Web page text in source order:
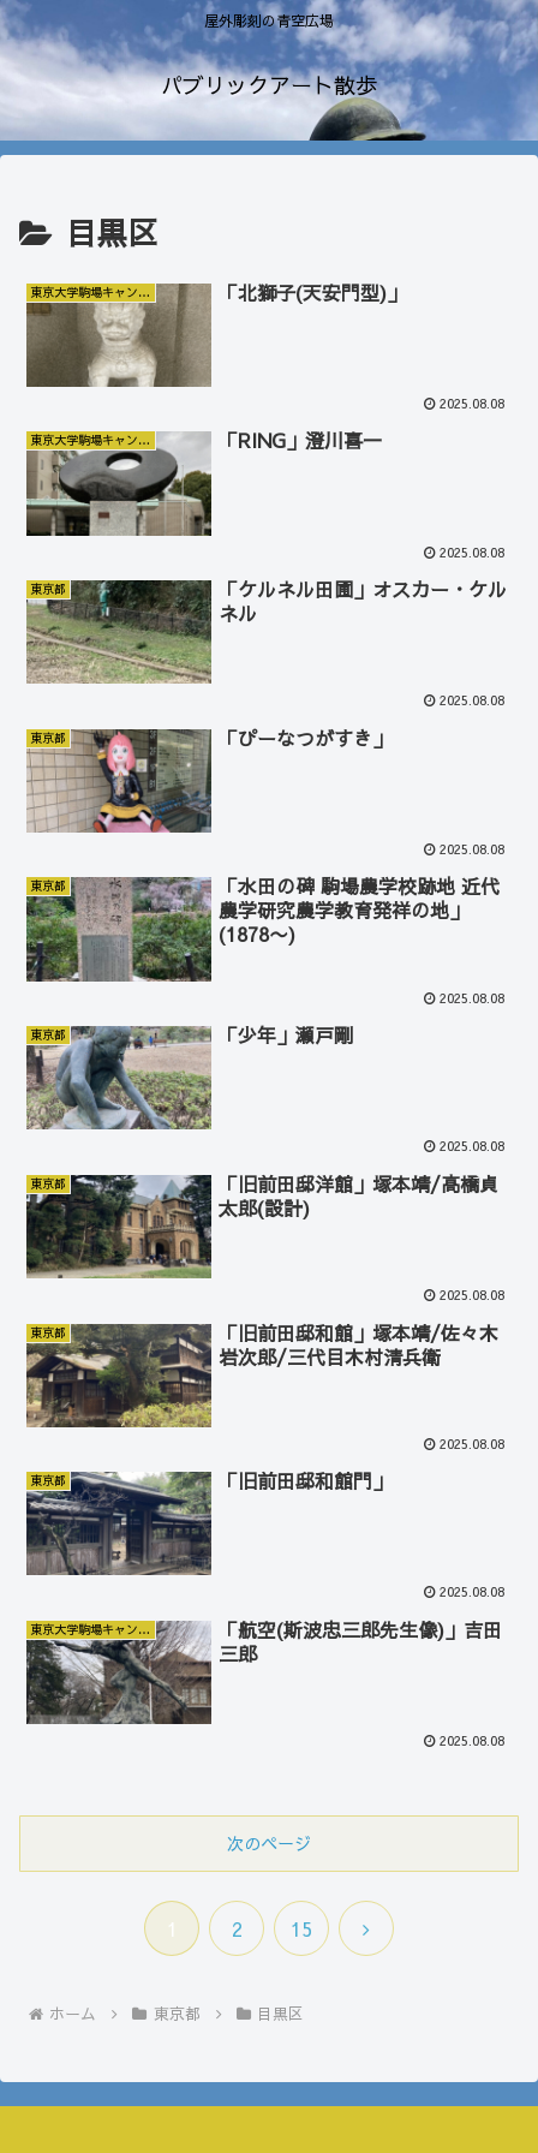
屋外彫刻の青空広場
パブリックアート散歩
目黒区
東京大学駒場キャンパス 「北獅子(天安門型)」
2025.08.08
東京大学駒場キャンパス 「RING」澄川喜一
2025.08.08
東京都
「ケルネル田圃」オスカー・ケル
ネル
2025.08.08
東京都 「ぴーなつがすき」
2025.08.08
東京都
「水田の碑 駒場農学校跡地 近代
農学研究農学教育発祥の地」
(1878〜)
2025.08.08
東京都 「少年」瀬戸剛
2025.08.08
東京都
「旧前田邸洋館」塚本靖/高橋貞
太郎(設計)
2025.08.08
東京都
「旧前田邸和館」塚本靖/佐々木
岩次郎/三代目木村清兵衛
2025.08.08
東京都 「旧前田邸和館門」
2025.08.08
東京大学駒場キャンパス
「航空(斯波忠三郎先生像)」吉田
三郎
2025.08.08
次のページ
1 2 15
次
ホーム 東京都 目黒区